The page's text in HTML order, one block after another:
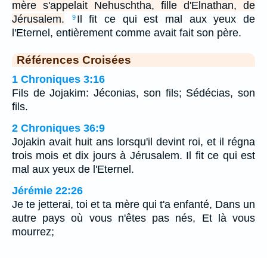
mère s'appelait Nehuschtha, fille d'Elnathan, de
Jérusalem.
9 Il fit ce qui est mal aux yeux de
l'Eternel, entièrement comme avait fait son père.
Références Croisées
1 Chroniques 3:16
Fils de Jojakim: Jéconias, son fils; Sédécias, son
fils.
2 Chroniques 36:9
Jojakin avait huit ans lorsqu'il devint roi, et il régna
trois mois et dix jours à Jérusalem. Il fit ce qui est
mal aux yeux de l'Eternel.
Jérémie 22:26
Je te jetterai, toi et ta mère qui t'a enfanté, Dans un
autre pays où vous n'êtes pas nés, Et là vous
mourrez;